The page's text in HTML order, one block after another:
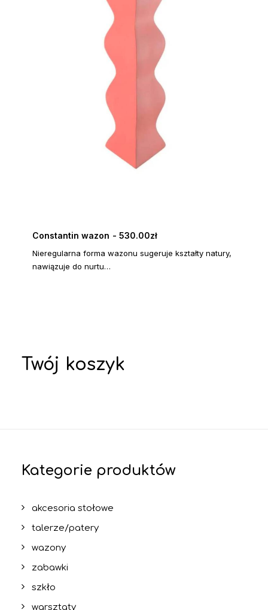
Twój koszyk
Kategorie produktów
akcesoria stołowe
talerze/patery
wazony
zabawki
szkło
warsztaty
Constantin wazon 530.00zł
Nieregularna forma wazonu sugeruje kształty natury,
nawiązuje do nurtu…